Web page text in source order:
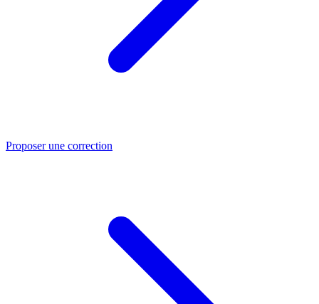
Proposer une correction